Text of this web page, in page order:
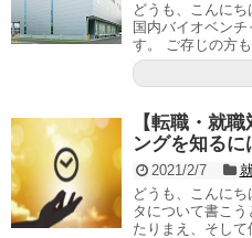
どうも、こんに
国内バイオベン
す。 ご存じの方
【転職・就
ングを知るに
2021/2/7
どうも、こんに
タについて書こ
たりまえ、そし